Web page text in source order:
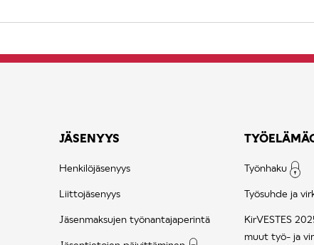
JÄSENYYS
Henkilöjäsenyys
Liittojäsenyys
Jäsenmaksujen työnantajaperintä
Työnhaku
Työsuhde ja
KirVESTES
muut työ- ja